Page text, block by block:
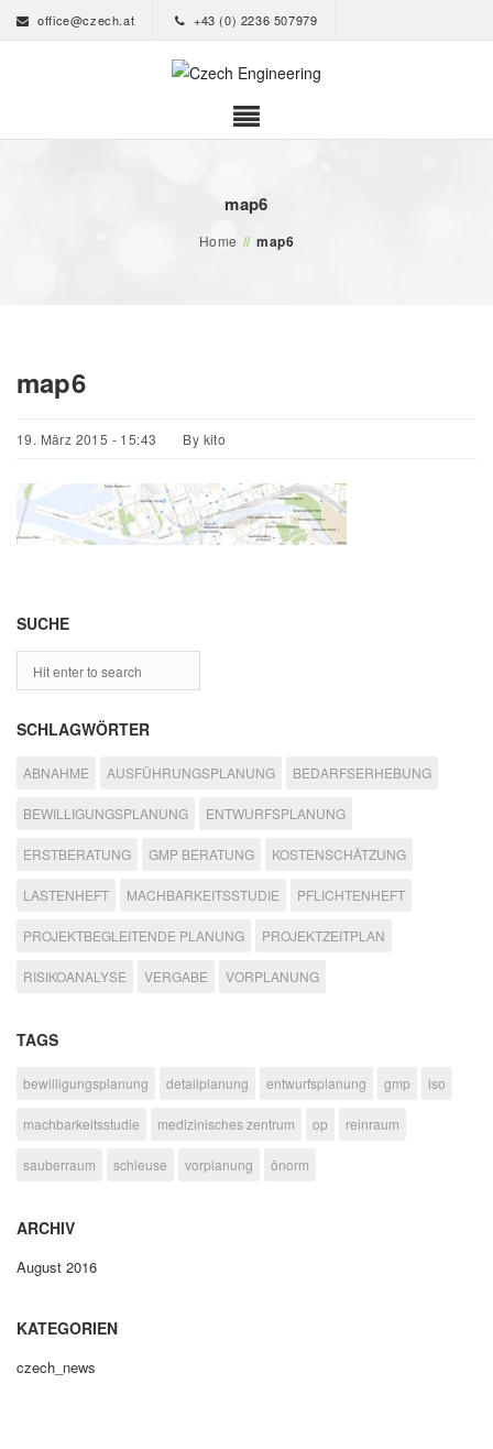
office@czech.at +43 (0) 2236 507979
map6
Home // map6
map6
19. März 2015 - 15:43 By kito
SUCHE
SCHLAGWÖRTER
ABNAHME AUSFÜHRUNGSPLANUNG BEDARFSERHEBUNG
BEWILLIGUNGSPLANUNG ENTWURFSPLANUNG
ERSTBERATUNG GMP BERATUNG KOSTENSCHÄTZUNG
LASTENHEFT MACHBARKEITSSTUDIE PFLICHTENHEFT
PROJEKTBEGLEITENDE PLANUNG PROJEKTZEITPLAN
RISIKOANALYSE VERGABE VORPLANUNG
TAGS
bewilligungsplanung detailplanung entwurfsplanung gmp iso
machbarkeitsstudie medizinisches zentrum op reinraum
sauberraum schleuse vorplanung önorm
ARCHIV
August 2016
KATEGORIEN
czech_news